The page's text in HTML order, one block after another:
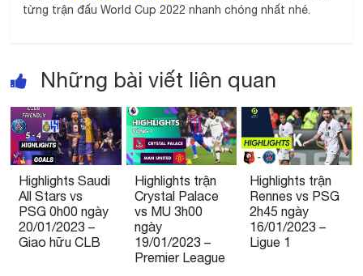
từng trận đấu World Cup 2022 nhanh chóng nhất nhé.
Những bài viết liên quan
Highlights Saudi
All Stars vs
PSG 0h00 ngày
20/01/2023 –
Giao hữu CLB
Highlights trận
Crystal Palace
vs MU 3h00
ngày
19/01/2023 –
Premier League
Highlights trận
Rennes vs PSG
2h45 ngày
16/01/2023 –
Ligue 1